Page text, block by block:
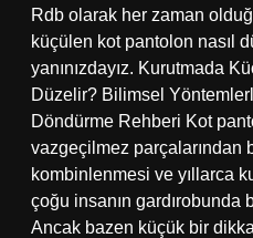
Rdb olarak her zaman
küçülen kot pantolon nasıl
yanınızdayız. Kurutmada
Düzelir? Bilimsel
Döndürme Rehberi Kot
vazgeçilmez parçalarından
kombinlenmesi ve yıllarca
çoğu insanın gardırobunda
Ancak bazen küçük bir